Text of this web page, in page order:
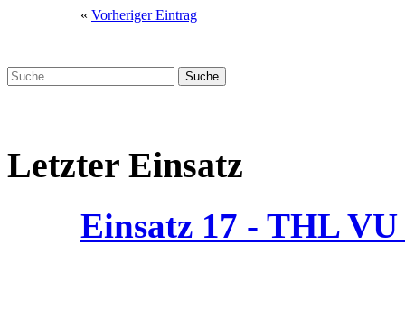
« Vorheriger Eintrag
Letzter Einsatz
Einsatz 17 - THL